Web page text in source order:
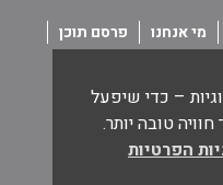
– כדי שיפעל
טובה יותר.
הפרטיות
מי אנחנו
פרסם תוכן
- חדשות מאנשים